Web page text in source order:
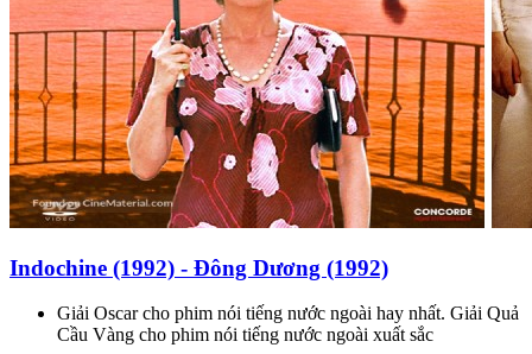
Indochine (1992) - Đông Dương (1992)
Giải Oscar cho phim nói tiếng nước ngoài hay nhất. Giải Quả
Cầu Vàng cho phim nói tiếng nước ngoài xuất sắc